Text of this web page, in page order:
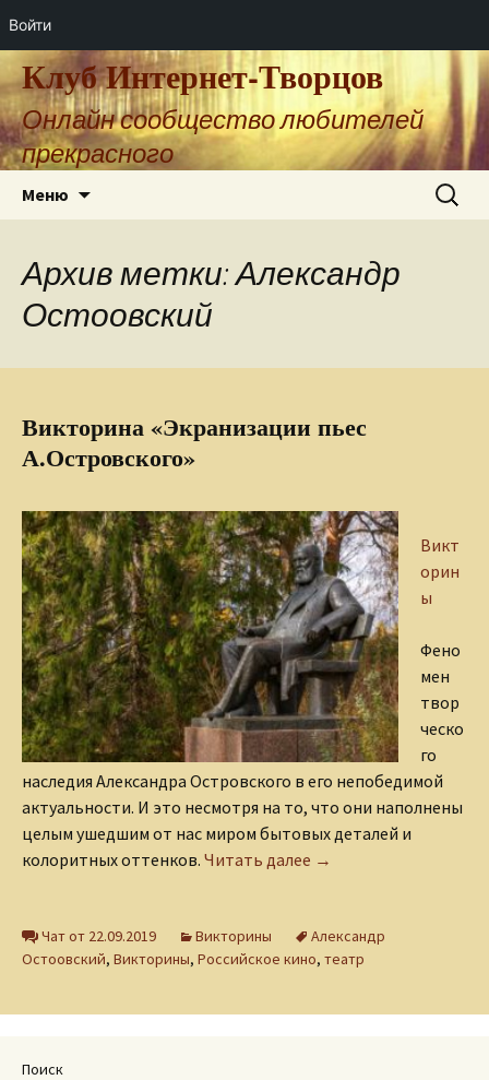
Войти
Клуб Интернет-Творцов
Онлайн сообщество любителей
прекрасного
Меню Найти:
Архив метки: Александр
Остоовский
Викторина «Экранизации пьес
А.Островского»
Викт
орин
ы
Фено
мен
твор
ческо
го
наследия Александра Островского в его непобедимой
актуальности. И это несмотря на то, что они наполнены
целым ушедшим от нас миром бытовых деталей и
колоритных оттенков. Читать далее Викторина
→
Чат от 22.09.2019 Викторины
Александр
Остоовский, Викторины, Российское кино, театр
Поиск